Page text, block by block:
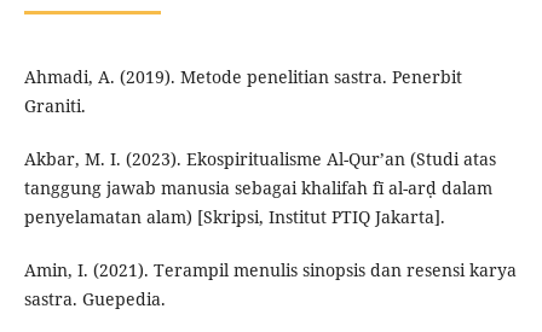
Ahmadi, A. (2019). Metode penelitian sastra. Penerbit
Graniti.
Akbar, M. I. (2023). Ekospiritualisme Al-Qur’an (Studi atas
tanggung jawab manusia sebagai khalifah fī al-arḍ dalam
penyelamatan alam) [Skripsi, Institut PTIQ Jakarta].
Amin, I. (2021). Terampil menulis sinopsis dan resensi karya
sastra. Guepedia.